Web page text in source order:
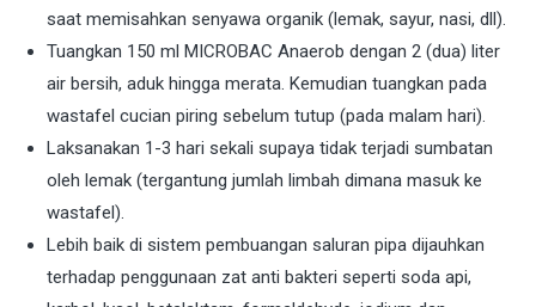
saat memisahkan senyawa organik (lemak, sayur, nasi, dll).
Tuangkan 150 ml MICROBAC Anaerob dengan 2 (dua) liter
air bersih, aduk hingga merata. Kemudian tuangkan pada
wastafel cucian piring sebelum tutup (pada malam hari).
Laksanakan 1-3 hari sekali supaya tidak terjadi sumbatan
oleh lemak (tergantung jumlah limbah dimana masuk ke
wastafel).
Lebih baik di sistem pembuangan saluran pipa dijauhkan
terhadap penggunaan zat anti bakteri seperti soda api,